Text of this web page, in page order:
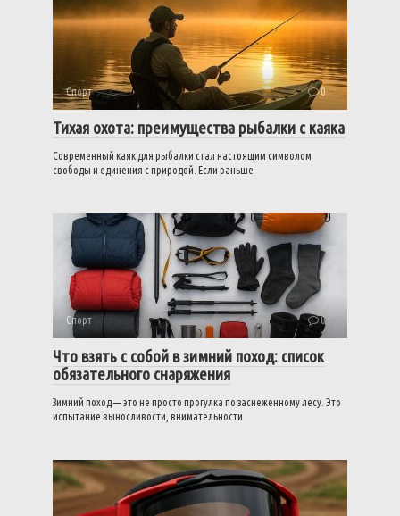
Спорт 0
Тихая охота: преимущества рыбалки с каяка
Современный каяк для рыбалки стал настоящим символом
свободы и единения с природой. Если раньше
Спорт 0
Что взять с собой в зимний поход: список
обязательного снаряжения
Зимний поход — это не просто прогулка по заснеженному лесу. Это
испытание выносливости, внимательности